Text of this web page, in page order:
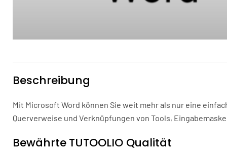
Beschreibung
Mit Microsoft Word können Sie weit mehr als nur eine
Querverweise und Verknüpfungen von Tools,
Bewährte TUTOOLIO Qualität